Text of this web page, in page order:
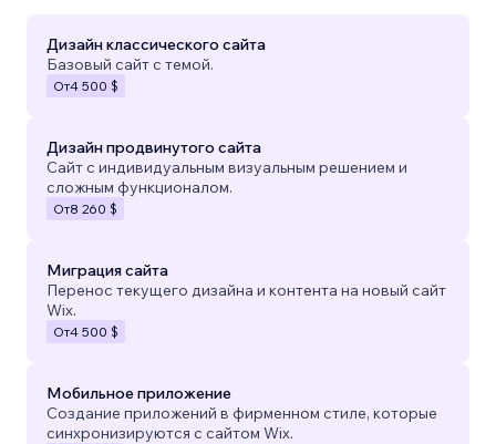
Дизайн классического сайта
Базовый сайт с темой.
От4 500 $
Дизайн продвинутого сайта
Сайт с индивидуальным визуальным решением и
сложным функционалом.
От8 260 $
Миграция сайта
Перенос текущего дизайна и контента на новый сайт
Wix.
От4 500 $
Мобильное приложение
Создание приложений в фирменном стиле, которые
синхронизируются с сайтом Wix.